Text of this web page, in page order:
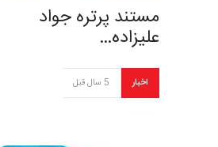
مستند پرتره جواد
علیزاده…
اخبار 5 سال قبل